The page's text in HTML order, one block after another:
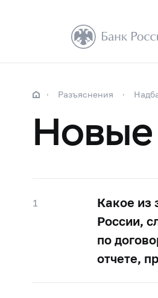
Разъяснения
Новые
1
Какое из
России,
по
отчете,